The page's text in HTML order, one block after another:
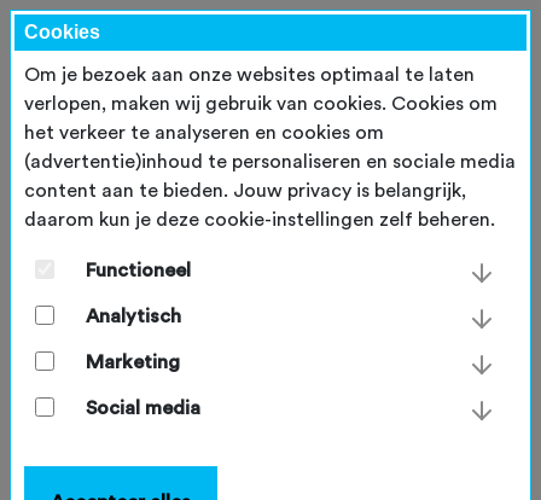
Nieuwsberichten
roept gravelbikers op tot
Gravel 2025
Cookies
Om je bezoek aan onze websites optimaal te laten
verlopen, maken wij gebruik van cookies. Cookies om
het verkeer te analyseren en cookies om
(advertentie)inhoud te personaliseren en sociale media
content aan te bieden. Jouw privacy is belangrijk,
daarom kun je deze cookie-instellingen zelf beheren.
Functioneel
Analytisch
Marketing
Social media